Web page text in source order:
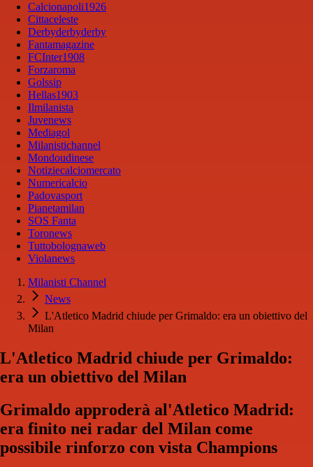
Calcionapoli1926
Cittaceleste
Derbyderbyderby
Fantamagazine
FCInter1908
Forzaroma
Golssip
Hellas1903
Ilmilanista
Juvenews
Mediagol
Milanistichannel
Mondoudinese
Notiziecalciomercato
Numericalcio
Padovasport
Pianetamilan
SOS Fanta
Toronews
Tuttobolognaweb
Violanews
Milanisti Channel
News
L'Atletico Madrid chiude per Grimaldo: era un obiettivo del
Milan
L'Atletico Madrid chiude per Grimaldo:
era un obiettivo del Milan
Grimaldo approderà al'Atletico Madrid:
era finito nei radar del Milan come
possibile rinforzo con vista Champions